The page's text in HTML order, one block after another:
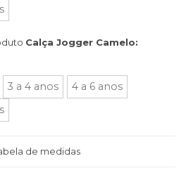
Calça Jogger Camelo:
3 a 4 anos
4 a 6 anos
de medidas